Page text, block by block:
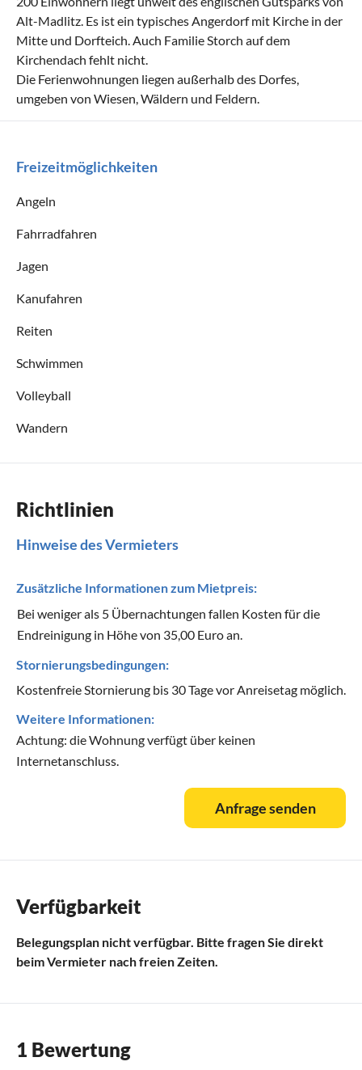
Alt-Madlitz. Es ist ein typisches Angerdorf mit Kirche in der
Mitte und Dorfteich. Auch Familie Storch auf dem
Kirchendach fehlt nicht.
Die Ferienwohnungen liegen außerhalb des Dorfes,
umgeben von Wiesen, Wäldern und Feldern.
Freizeitmöglichkeiten
Angeln
Fahrradfahren
Jagen
Kanufahren
Reiten
Schwimmen
Volleyball
Wandern
Richtlinien
Hinweise des Vermieters
Zusätzliche Informationen zum Mietpreis:
Bei weniger als 5 Übernachtungen fallen Kosten für die
Endreinigung in Höhe von 35,00 Euro an.
Stornierungsbedingungen:
Kostenfreie Stornierung bis 30 Tage vor Anreisetag möglich.
Weitere Informationen:
Achtung: die Wohnung verfügt über keinen
Internetanschluss.
Anfrage senden
Verfügbarkeit
Belegungsplan nicht verfügbar. Bitte fragen Sie direkt
beim Vermieter nach freien Zeiten.
1 Bewertung